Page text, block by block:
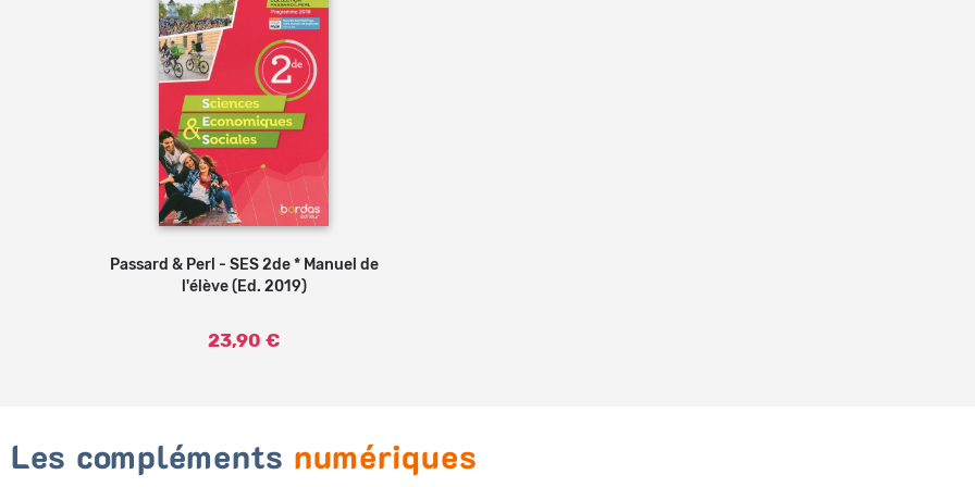
Ajouter au panier
Passard & Perl - SES 2de * Manuel de
l'élève (Ed. 2019)
23,90 €
Les compléments numériques